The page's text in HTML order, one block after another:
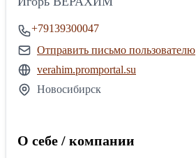
+79139300047
Отправить письмо пользователю
verahim.promportal.su
Новосибирск
О себе / компании